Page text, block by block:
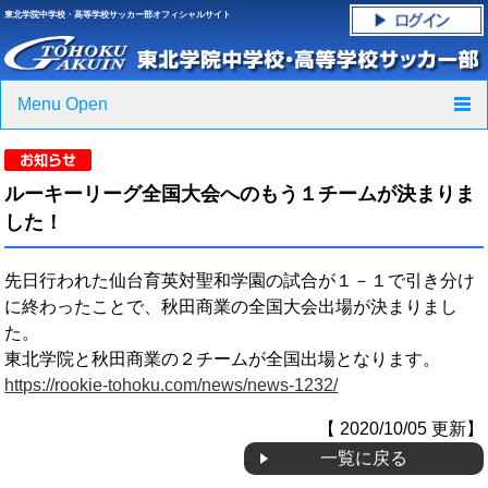
東北学院中学校・高等学校サッカー部オフィシャルサイト
Menu Open
ニュース
スケジュール
グラウンド・施設紹介
応援グッズご案内
ルーキーリーグ全国大会へのもう１チームが決まりま
した！
先日行われた仙台育英対聖和学園の試合が１－１で引き分け
に終わったことで、秋田商業の全国大会出場が決まりまし
た。
東北学院と秋田商業の２チームが全国出場となります。
https://rookie-tohoku.com/news/news-1232/
【 2020/10/05 更新】
一覧に戻る